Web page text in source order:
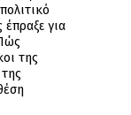
έπραξε για
της